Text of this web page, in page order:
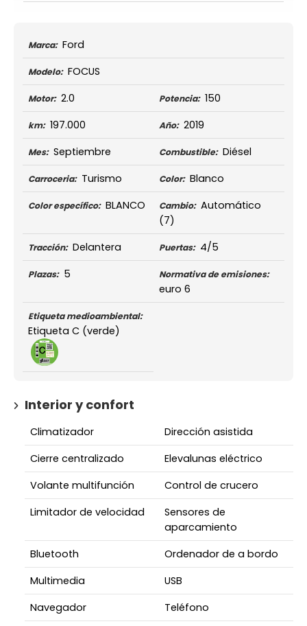
Marca: Ford
Modelo: FOCUS
Motor: 2.0 Potencia: 150
km: 197.000 Año: 2019
Mes: Septiembre Combustible: Diésel
Carroceria: Turismo Color: Blanco
Color específico: BLANCO Cambio: Automático
(7)
Tracción: Delantera Puertas: 4/5
Plazas: 5 Normativa de emisiones:
euro 6
Etiqueta medioambiental:
Etiqueta C (verde)
Interior y confort
Climatizador
Dirección asistida
Cierre centralizado
Elevalunas eléctrico
Volante multifunción
Control de crucero
Limitador de velocidad
Sensores de
aparcamiento
Bluetooth
Ordenador de a bordo
Multimedia
USB
Navegador
Teléfono